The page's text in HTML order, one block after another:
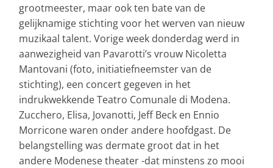
grootmeester, maar ook ten bate van de
gelijknamige stichting voor het werven van nieuw
muzikaal talent. Vorige week donderdag werd in
aanwezigheid van Pavarotti’s vrouw Nicoletta
Mantovani (foto, initiatiefneemster van de
stichting), een concert gegeven in het
indrukwekkende Teatro Comunale di Modena.
Zucchero, Elisa, Jovanotti, Jeff Beck en Ennio
Morricone waren onder andere hoofdgast. De
belangstelling was dermate groot dat in het
andere Modenese theater -dat minstens zo mooi